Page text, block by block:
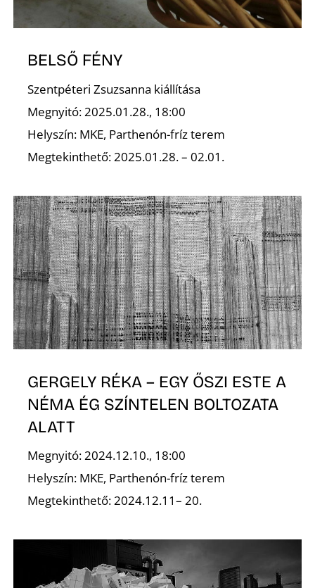
BELSŐ FÉNY
Szentpéteri Zsuzsanna kiállítása
Megnyitó: 2025.01.28., 18:00
Helyszín: MKE, Parthenón-fríz terem
Megtekinthető: 2025.01.28. – 02.01.
GERGELY RÉKA – EGY ŐSZI ESTE A
NÉMA ÉG SZÍNTELEN BOLTOZATA
ALATT
Megnyitó: 2024.12.10., 18:00
Helyszín: MKE, Parthenón-fríz terem
Megtekinthető: 2024.12.11– 20.